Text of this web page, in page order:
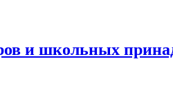
и школьных